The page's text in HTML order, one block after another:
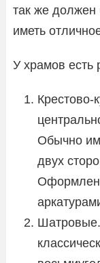
так же должен
иметь
У храмов есть
Обычно
двух